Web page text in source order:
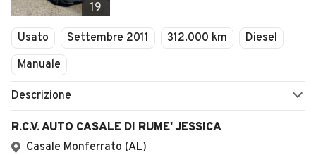
19
Usato Settembre 2011 312.000 km
Diesel
Manuale
Descrizione
R.C.V. AUTO CASALE DI RUME' JESSICA
Casale Monferrato (AL)